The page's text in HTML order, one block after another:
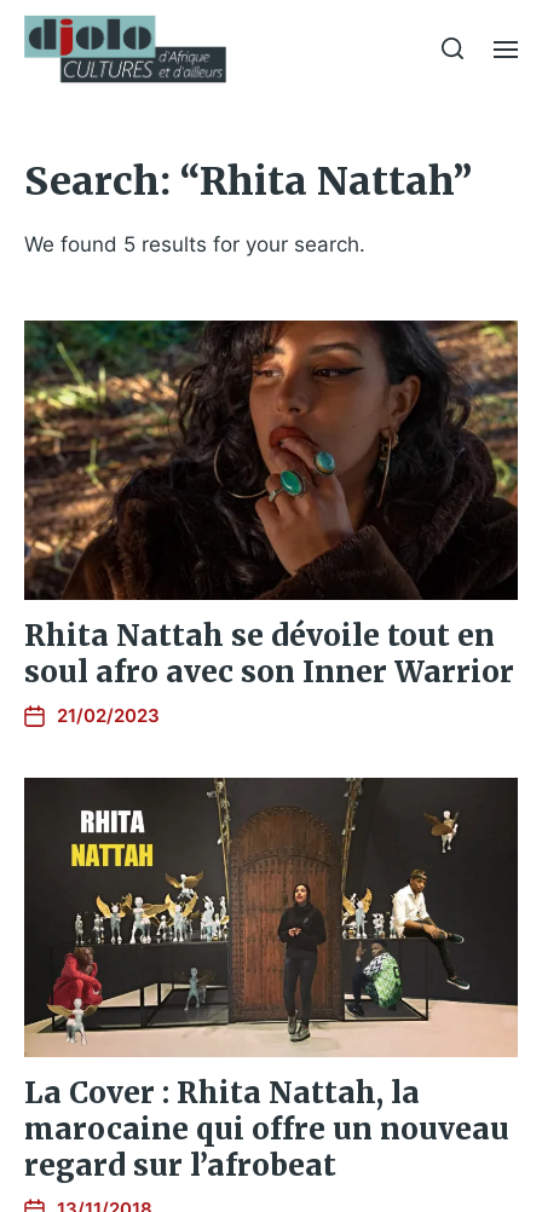
Search: “Rhita Nattah”
We found 5 results for your search.
Rhita Nattah se dévoile tout en
soul afro avec son Inner Warrior
21/02/2023
La Cover : Rhita Nattah, la
marocaine qui offre un nouveau
regard sur l’afrobeat